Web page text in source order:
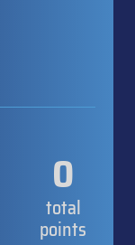
0
total
points